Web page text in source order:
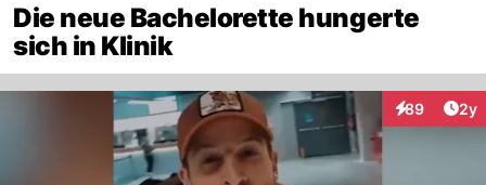
Die neue Bachelorette hungerte
sich in Klinik
89
Interaktionen
2y